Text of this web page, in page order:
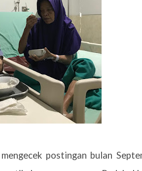
postingan bulan